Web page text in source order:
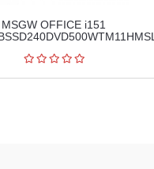
MSGW OFFICE i151